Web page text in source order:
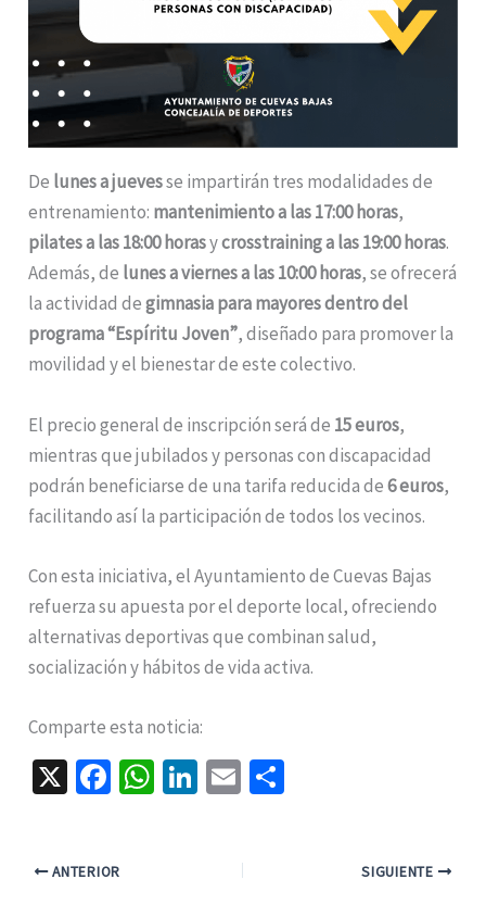
De lunes a juevesse impartirán tres modalidades de
entrenamiento: mantenimiento a las 17:00 horas,
pilates a las 18:00 horasycrosstraining a las 19:00 horas.
Además, de lunes a viernes a las 10:00 horas, se ofrecerá
la actividad degimnasia para mayores dentro del
programa “Espíritu Joven”, diseñado para promover la
movilidad y el bienestar de este colectivo.
El precio general de inscripción será de 15 euros,
mientras que jubilados y personas con discapacidad
podrán beneficiarse de una tarifa reducida de6 euros,
facilitando así la participación de todos los vecinos.
Con esta iniciativa, el Ayuntamiento de Cuevas Bajas
refuerza su apuesta por el deporte local, ofreciendo
alternativas deportivas que combinan salud,
socialización y hábitos de vida activa.
Comparte esta noticia:
X
Fa
o
W Li E
l
ANTERIOR SIGUIENTE